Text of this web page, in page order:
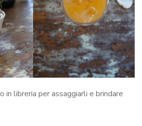
libreria per assaggiarli e brindare